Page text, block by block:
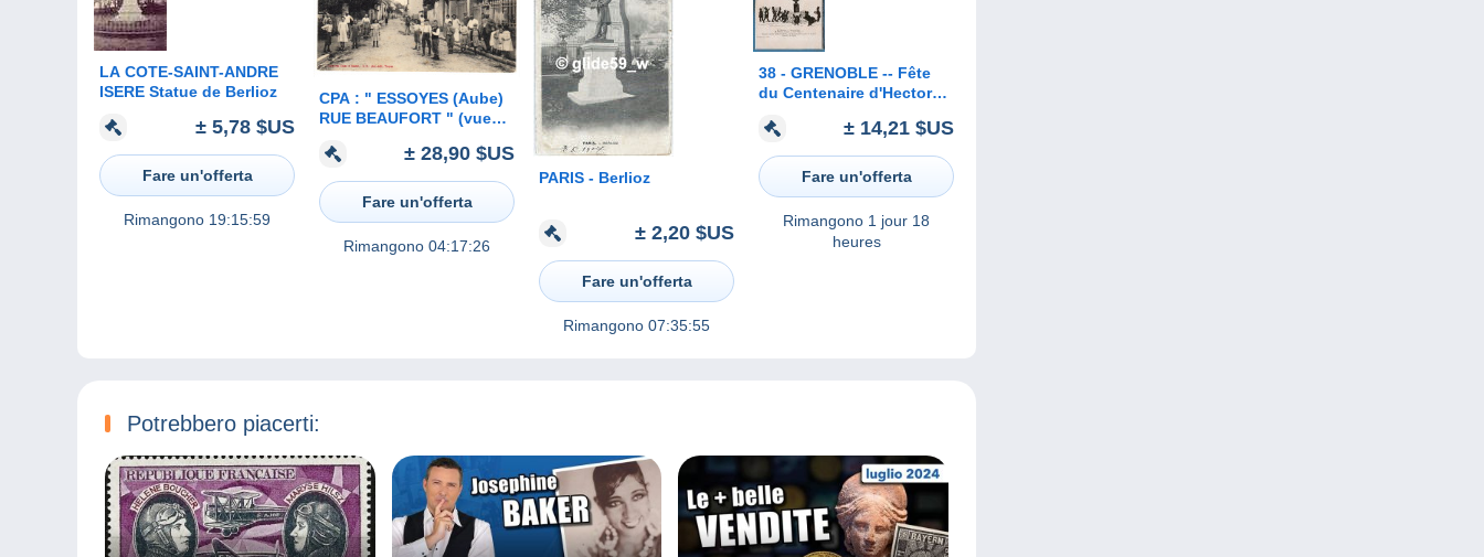
LA COTE-SAINT-ANDRE
ISERE Statue de Berlioz
± 5,78 $US
Fare un'offerta
Rimangono 19:15:59
CPA : " ESSOYES (Aube)
RUE BEAUFORT " (vue
± 28,90 $US
Fare un'offerta
Rimangono 04:17:26
PARIS - Berlioz
± 2,20 $US
Fare un'offerta
Rimangono 07:35:55
38 - GRENOBLE -- Fête
du Centenaire d'Hector
± 14,21 $US
Fare un'offerta
Rimangono 1 jour 18
heures
Potrebbero piacerti: